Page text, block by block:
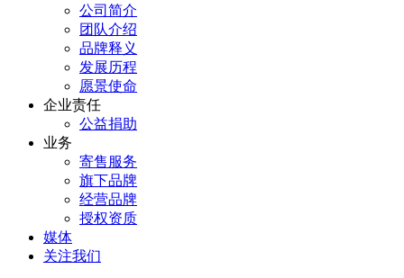
公司简介
团队介绍
品牌释义
发展历程
愿景使命
企业责任
公益捐助
业务
寄售服务
旗下品牌
经营品牌
授权资质
媒体
关注我们